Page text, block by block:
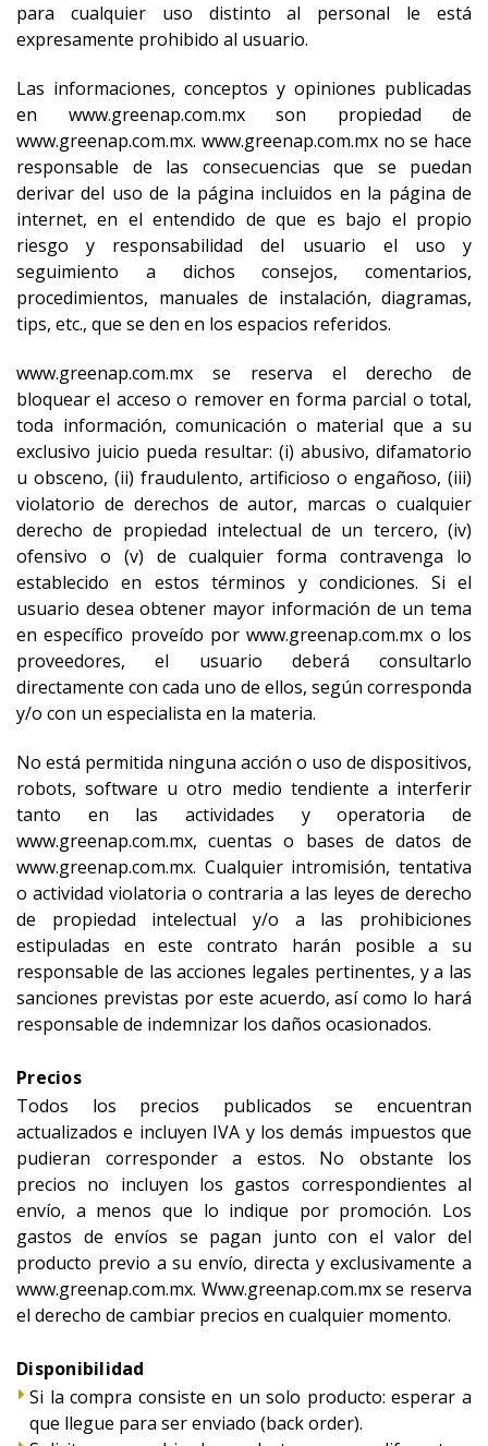
para cualquier uso distinto al personal le está
expresamente prohibido al usuario.
Las informaciones, conceptos y opiniones publicadas
en www.greenap.com.mx son propiedad de
www.greenap.com.mx. www.greenap.com.mx no se hace
responsable de las consecuencias que se puedan
derivar del uso de la página incluidos en la página de
internet, en el entendido de que es bajo el propio
riesgo y responsabilidad del usuario el uso y
seguimiento a dichos consejos, comentarios,
procedimientos, manuales de instalación, diagramas,
tips, etc., que se den en los espacios referidos.
www.greenap.com.mx se reserva el derecho de
bloquear el acceso o remover en forma parcial o total,
toda información, comunicación o material que a su
exclusivo juicio pueda resultar: (i) abusivo, difamatorio
u obsceno, (ii) fraudulento, artificioso o engañoso, (iii)
violatorio de derechos de autor, marcas o cualquier
derecho de propiedad intelectual de un tercero, (iv)
ofensivo o (v) de cualquier forma contravenga lo
establecido en estos términos y condiciones. Si el
usuario desea obtener mayor información de un tema
en específico proveído por www.greenap.com.mx o los
proveedores, el usuario deberá consultarlo
directamente con cada uno de ellos, según corresponda
y/o con un especialista en la materia.
No está permitida ninguna acción o uso de dispositivos,
robots, software u otro medio tendiente a interferir
tanto en las actividades y operatoria de
www.greenap.com.mx, cuentas o bases de datos de
www.greenap.com.mx. Cualquier intromisión, tentativa
o actividad violatoria o contraria a las leyes de derecho
de propiedad intelectual y/o a las prohibiciones
estipuladas en este contrato harán posible a su
responsable de las acciones legales pertinentes, y a las
sanciones previstas por este acuerdo, así como lo hará
responsable de indemnizar los daños ocasionados.
Precios
Todos los precios publicados se encuentran
actualizados e incluyen IVA y los demás impuestos que
pudieran corresponder a estos. No obstante los
precios no incluyen los gastos correspondientes al
envío, a menos que lo indique por promoción. Los
gastos de envíos se pagan junto con el valor del
producto previo a su envío, directa y exclusivamente a
www.greenap.com.mx. Www.greenap.com.mx se reserva
el derecho de cambiar precios en cualquier momento.
Disponibilidad
Si la compra consiste en un solo producto: esperar a
que llegue para ser enviado (back order).